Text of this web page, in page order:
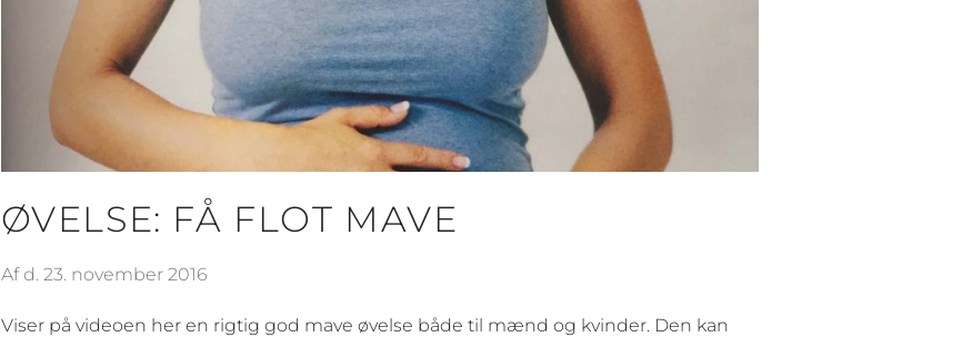
ØVELSE: FÅ FLOT MAVE
Af d. 23. november 2016
Viser på videoen her en rigtig god mave øvelse både til mænd og kvinder. Den kan